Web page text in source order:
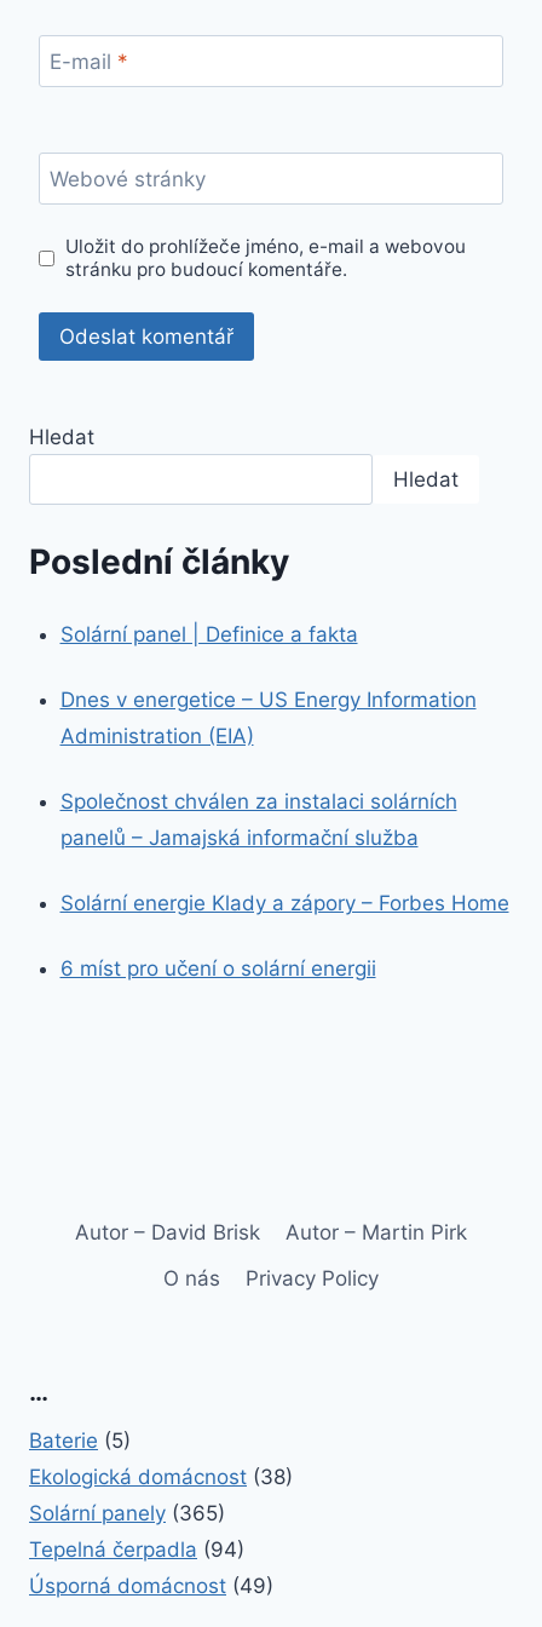
E-mail *
Webové stránky
Uložit do prohlížeče jméno, e-mail a webovou
stránku pro budoucí komentáře.
Hledat
Hledat
Poslední články
Solární panel | Definice a fakta
Dnes v energetice – US Energy Information
Administration (EIA)
Společnost chválen za instalaci solárních
panelů – Jamajská informační služba
Solární energie Klady a zápory – Forbes Home
6 míst pro učení o solární energii
Autor – David Brisk
Autor – Martin Pirk
O nás
Privacy Policy
…
Baterie (5)
Ekologická domácnost (38)
Solární panely (365)
Tepelná čerpadla (94)
Úsporná domácnost (49)